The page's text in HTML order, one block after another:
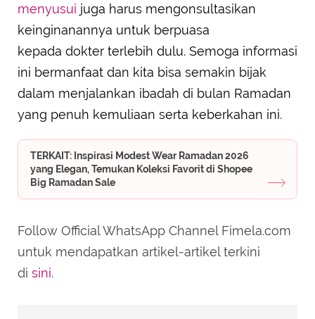
menyusui juga harus mengonsultasikan
keinginanannya untuk berpuasa
kepada dokter terlebih dulu. Semoga informasi
ini bermanfaat dan kita bisa semakin bijak
dalam menjalankan ibadah di bulan Ramadan
yang penuh kemuliaan serta keberkahan ini.
TERKAIT: Inspirasi Modest Wear Ramadan 2026
yang Elegan, Temukan Koleksi Favorit di Shopee
Big Ramadan Sale
Follow Official WhatsApp Channel Fimela.com
untuk mendapatkan artikel-artikel terkini
di sini.